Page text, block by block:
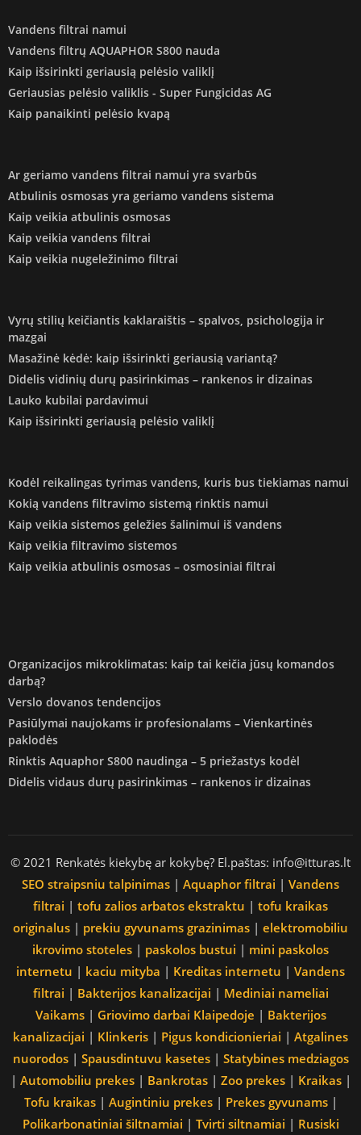
Vandens filtrai namui
Vandens filtrų AQUAPHOR S800 nauda
Kaip išsirinkti geriausią pelėsio valiklį
Geriausias pelėsio valiklis - Super Fungicidas AG
Kaip panaikinti pelėsio kvapą
Ar geriamo vandens filtrai namui yra svarbūs
Atbulinis osmosas yra geriamo vandens sistema
Kaip veikia atbulinis osmosas
Kaip veikia vandens filtrai
Kaip veikia nugeležinimo filtrai
Vyrų stilių keičiantis kaklaraištis – spalvos, psichologija ir
mazgai
Masažinė kėdė: kaip išsirinkti geriausią variantą?
Didelis vidinių durų pasirinkimas – rankenos ir dizainas
Lauko kubilai pardavimui
Kaip išsirinkti geriausią pelėsio valiklį
Kodėl reikalingas tyrimas vandens, kuris bus tiekiamas namui
Kokią vandens filtravimo sistemą rinktis namui
Kaip veikia sistemos geležies šalinimui iš vandens
Kaip veikia filtravimo sistemos
Kaip veikia atbulinis osmosas – osmosiniai filtrai
Organizacijos mikroklimatas: kaip tai keičia jūsų komandos
darbą?
Verslo dovanos tendencijos
Pasiūlymai naujokams ir profesionalams – Vienkartinės
paklodės
Rinktis Aquaphor S800 naudinga – 5 priežastys kodėl
Didelis vidaus durų pasirinkimas – rankenos ir dizainas
© 2021 Renkatės kiekybę ar kokybę? El.paštas: info@itturas.lt
SEO straipsniu talpinimas | Aquaphor filtrai | Vandens
filtrai | tofu zalios arbatos ekstraktu | tofu kraikas
originalus | prekiu gyvunams grazinimas | elektromobiliu
ikrovimo stoteles | paskolos bustui | mini paskolos
internetu | kaciu mityba | Kreditas internetu | Vandens
filtrai | Bakterijos kanalizacijai | Mediniai nameliai
Vaikams| Griovimo darbai Klaipedoje | Bakterijos
kanalizacijai | Klinkeris | Pigus kondicionieriai | Atgalines
nuorodos| Spausdintuvu kasetes| Statybines medziagos
| Automobiliu prekes| Bankrotas| Zoo prekes| Kraikas|
Tofu kraikas| Augintiniu prekes| Prekes gyvunams|
Polikarbonatiniai šiltnamiai | Tvirti siltnamiai | Rusiski